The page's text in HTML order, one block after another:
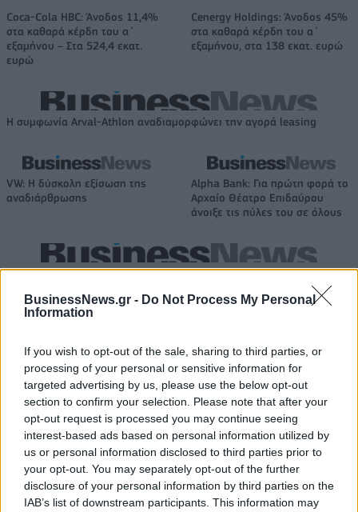
BusinessNews.gr - Do Not Process My Personal
Information
If you wish to opt-out of the sale, sharing to third parties, or
processing of your personal or sensitive information for
targeted advertising by us, please use the below opt-out
section to confirm your selection. Please note that after your
opt-out request is processed you may continue seeing
interest-based ads based on personal information utilized by
us or personal information disclosed to third parties prior to
your opt-out. You may separately opt-out of the further
disclosure of your personal information by third parties on the
IAB’s list of downstream participants. This information may
Coca-Cola HBC: Άνοδος 11,4%
στα καθαρά κέρδη του α΄
εξαμήνου – Στα 524,4 εκατ.
ευρώ
Cenergy Holdings: Άνοδος 45%
στα καθαρά κέρδη του α΄
εξαμήνου, στα 138 εκατ. ευρώ
Η συμφωνία Arval-Athlon αναδιαμορφώνει την αγορά leasing
VW: Η δύσκολη εξίσωση της
αναδιάρθρωσης
Alpha Bank: Για πρώτη φορά το
Αρχαίο Θέατρο Επιδαύρου
άνοιξε τις πύλες του σε όλους
ESG Report 2025: Πώς η ΑΒ Βασιλόπουλος μετατρέπει τη
Stoiximan: «Πού ήσουν;» στις μεγάλες στιγμές του Ολυμπιακού
ΠΕΡΙΣΣΌΤΕΡΑ ΣΕ ΑΥΤΉ ΤΗΝ ΚΑΤΗΓΟΡΊΑ